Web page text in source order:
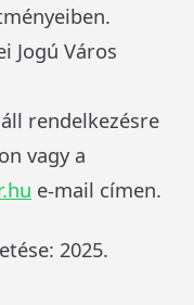
Jogú Város
rendelkezésre
vagy a
e-mail címen.
2025.